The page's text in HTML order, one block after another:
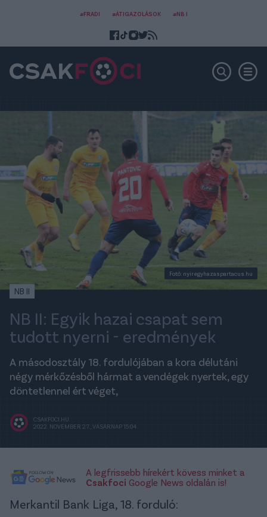
#FRADI #ÁTIGAZOLÁSOK #NB I
Fotó: nyiregyhazaspartacus.hu
NB II
NB II: Egyik hazai csapat sem
tudott nyerni - eredmények
A másodosztály 18. fordulójában a kora délutáni
négy mérkőzésből hármat a vendégek nyertek, egy
döntetlennel ért véget,
CSAKFOCI.HU
2022. NOVEMBER 27., VASÁRNAP 15:04
A legfrissebb hírekért kövess minket a
Csakfoci Google News oldalán is!
Merkantil Bank Liga, 18. forduló: